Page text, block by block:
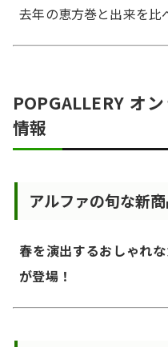
去年の恵方巻と出来を比
POPGALLERY オ
情報
アルファの旬な新
春を演出するおしゃれ
が登場！